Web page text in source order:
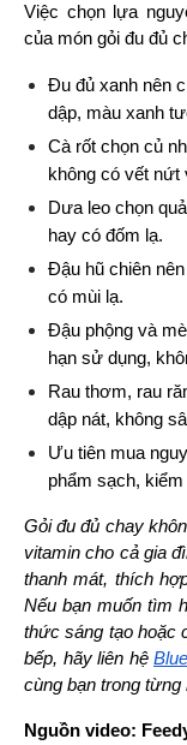
Việc chọn lựa
của món gỏi đu đủ
Đu đủ xanh nên
dập, màu xanh
Cà rốt chọn củ
không có vết nứt
Dưa leo chọn
hay có đốm lạ.
Đậu hũ chiên
có mùi lạ.
Đậu phộng và
hạn sử dụng,
Rau thơm, rau
dập nát, không
Ưu tiên mua
phẩm sạch,
Gỏi đu đủ chay
vitamin cho cả gia
thanh mát, thích
Nếu bạn muốn tìm
thức sáng tạo hoặc
bếp, hãy liên hệ
cùng bạn trong
Nguồn video: